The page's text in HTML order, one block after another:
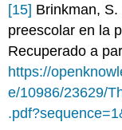
[15] Brinkman,
preescolar en la
Recuperado a
https://
e/10986/23629/